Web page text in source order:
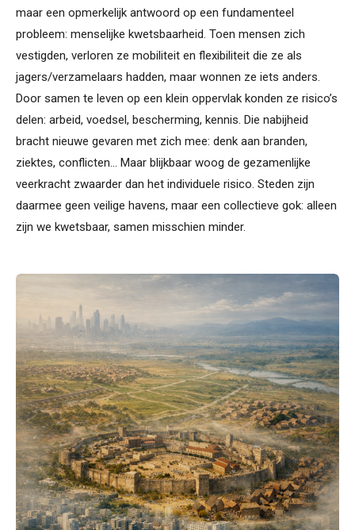
maar een opmerkelijk antwoord op een fundamenteel
probleem: menselijke kwetsbaarheid. Toen mensen zich
vestigden, verloren ze mobiliteit en flexibiliteit die ze als
jagers/verzamelaars hadden, maar wonnen ze iets anders.
Door samen te leven op een klein oppervlak konden ze risico’s
delen: arbeid, voedsel, bescherming, kennis. Die nabijheid
bracht nieuwe gevaren met zich mee: denk aan branden,
ziektes, conflicten... Maar blijkbaar woog de gezamenlijke
veerkracht zwaarder dan het individuele risico. Steden zijn
daarmee geen veilige havens, maar een collectieve gok: alleen
zijn we kwetsbaar, samen misschien minder.